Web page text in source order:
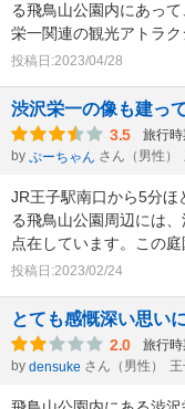
る飛鳥山公園内にあっ
栄一関連の観光アトラ
投稿日:2023/04/28
渋沢栄一の像も建っ
3.5 旅行時
by ぷーちゃん さん（男性）
JR王子駅南口から5分ほ
る飛鳥山公園周辺には
点在しています。この庭
投稿日:2023/02/24
とても感慨深い思い
2.0 旅行時
by densuke さん（男性）